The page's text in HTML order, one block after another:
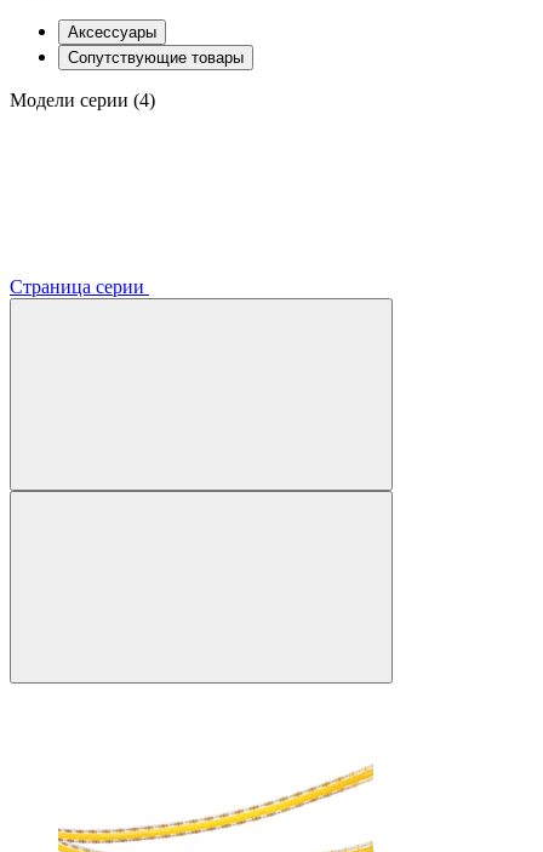
Аксессуары
Сопутствующие товары
Модели серии (4)
Страница серии